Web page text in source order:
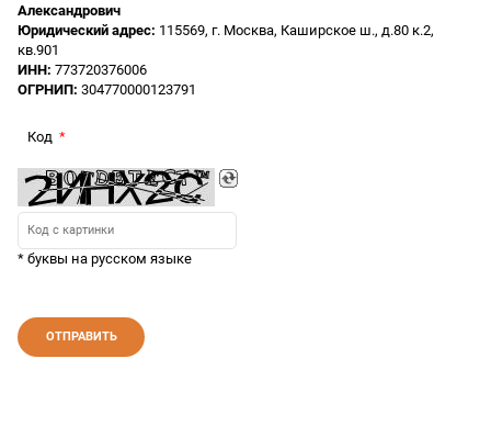
Александрович
Юридический адрес: 115569, г. Москва, Каширское ш., д.80 к.2,
кв.901
ИНН: 773720376006
ОГРНИП: 304770000123791
Код
* буквы на русском языке